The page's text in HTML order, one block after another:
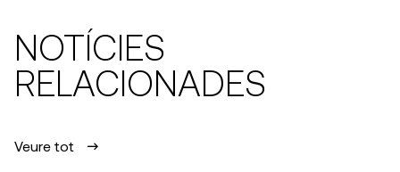
NOTÍCIES
RELACIONADES
Veure tot